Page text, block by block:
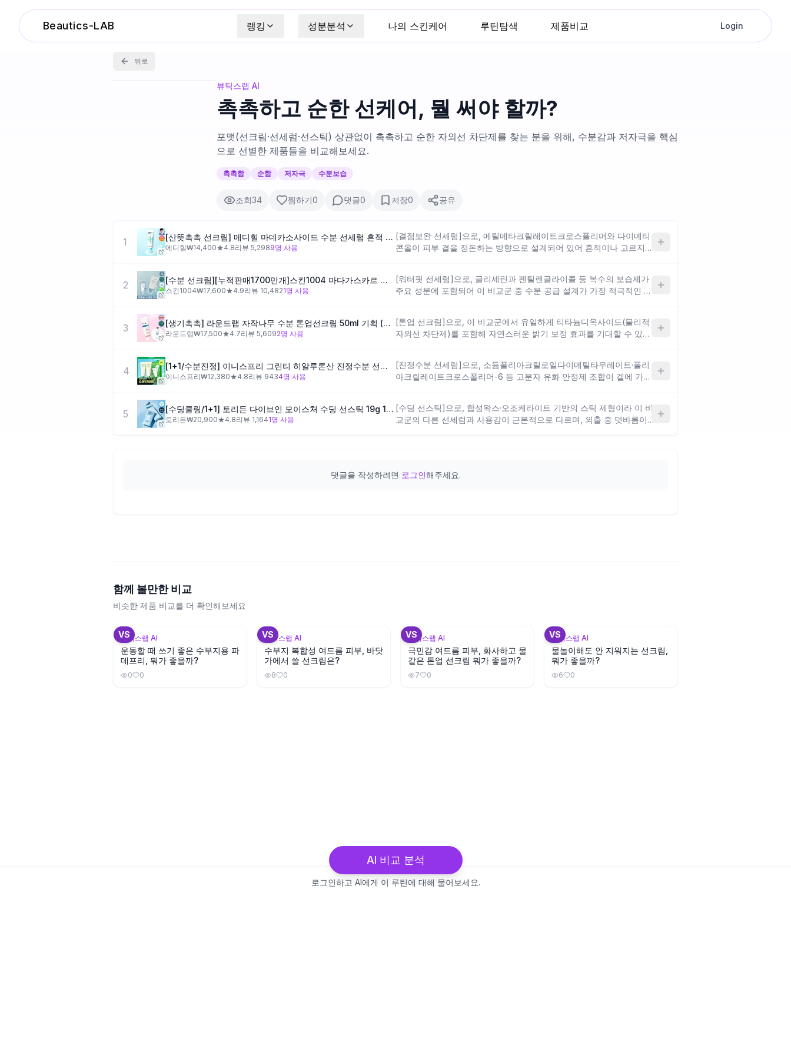
Beautics-LAB 랭킹 성분분석 나의 스킨케어 루틴탐색 제품비교 Login
뒤로
뷰틱스랩 AI
촉촉하고 순한 선케어, 뭘 써야 할까?
포맷(선크림·선세럼·선스틱) 상관없이 촉촉하고 순한 자외선 차단제를 찾는 분을 위해, 수분감과 저자극을 핵심
으로 선별한 제품들을 비교해보세요.
촉촉함 순함 저자극 수분보습
조회34 찜하기0 댓글0 저장0 공유
1 [산뜻촉촉 선크림] 메디힐 마데카소사이드 수분 선세럼 흔적 리페어 50g
메디힐₩14,400★4.8리뷰 5,2989명 사용
[결점보완 선세럼]으로, 메틸메타크릴레이트크로스폴리머와 다이메티
콘올이 피부 결을 정돈하는 방향으로 설계되어 있어 흔적이나 고르지
다 마무리 정돈감 중심의 제품이므로, 건조한 피부라면 별도의 보습 단
계가 필요할 수 있어요.
2 [수분 선크림][누적판매1700만개]스킨1004 마다가스카르 센텔라 히알루-시카 워터핏 선세럼 50ml
스킨1004₩17,600★4.9리뷰 10,4821명 사용
[워터핏 선세럼]으로, 글리세린과 펜틸렌글라이콜 등 복수의 보습제가
주요 성분에 포함되어 이 비교군 중 수분 공급 설계가 가장 적극적인 편
으로, 보습과 차단을 동시에 챙기고 싶은 분께 맞는 설계지만, 화학 필
터 위주 구성이라 화학 자외선 차단제에 민감한 피부는 주의가 필요해
3 [생기촉촉] 라운드랩 자작나무 수분 톤업선크림 50ml 기획 (+클렌저 20ml)
라운드랩₩17,500★4.7리뷰 5,6092명 사용
[톤업 선크림]으로, 이 비교군에서 유일하게 티타늄디옥사이드(물리적
자외선 차단제)를 포함해 자연스러운 밝기 보정 효과를 기대할 수 있는
피부톤 보정보다 맑고 투명한 마무리를 선호하는 분께는 맞지 않을 수
있어요.
4 [1+1/수분진정] 이니스프리 그린티 히알루론산 진정수분 선세럼 50ml 1+1
이니스프리₩12,380★4.8리뷰 9434명 사용
[진정수분 선세럼]으로, 소듐폴리아크릴로일다이메틸타우레이트·폴리
아크릴레이트크로스폴리머-6 등 고분자 유화 안정제 조합이 겔에 가까
촉한 겔 타입의 선세럼을 원하는 분께 맞는 구성이지만, 고분자 성분에
피부가 민감하게 반응하는 경우라면 주의가 필요해요.
5 [수딩쿨링/1+1] 토리든 다이브인 모이스처 수딩 선스틱 19g 1+1 기획
토리든₩20,900★4.8리뷰 1,1641명 사용
[수딩 선스틱]으로, 합성왁스·오조케라이트 기반의 스틱 제형이라 이 비
교군의 다른 선세럼과 사용감이 근본적으로 다르며, 외출 중 덧바름이
댓글을 작성하려면 로그인해주세요.
함께 볼만한 비교
비슷한 제품 비교를 더 확인해보세요
VS
뷰틱스랩 AI
운동할 때 쓰기 좋은 수부지용 파
데프리, 뭐가 좋을까?
0 0
VS
뷰틱스랩 AI
수부지 복합성 여드름 피부, 바닷
가에서 쓸 선크림은?
8 0
VS
뷰틱스랩 AI
극민감 여드름 피부, 화사하고 물
같은 톤업 선크림 뭐가 좋을까?
7 0
VS
뷰틱스랩 AI
물놀이해도 안 지워지는 선크림,
뭐가 좋을까?
6 0
로그인하고 AI에게 이 루틴에 대해 물어보세요.
AI 비교 분석